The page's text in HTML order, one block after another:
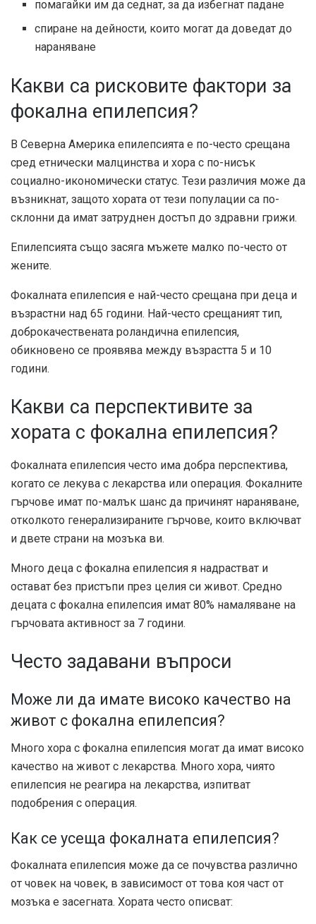
помагайки им да седнат, за да избегнат падане
спиране на дейности, които могат да доведат до
нараняване
Какви са рисковите фактори за
фокална епилепсия?
В Северна Америка епилепсията е по-често срещана
сред етнически малцинства и хора с по-нисък
социално-икономически статус. Тези различия може да
възникнат, защото хората от тези популации са по-
склонни да имат затруднен достъп до здравни грижи.
Епилепсията също засяга мъжете малко по-често от
жените.
Фокалната епилепсия е най-често срещана при деца и
възрастни над 65 години. Най-често срещаният тип,
доброкачествената роландична епилепсия,
обикновено се проявява между възрастта 5 и 10
години.
Какви са перспективите за
хората с фокална епилепсия?
Фокалната епилепсия често има добра перспектива,
когато се лекува с лекарства или операция. Фокалните
гърчове имат по-малък шанс да причинят нараняване,
отколкото генерализираните гърчове, които включват
и двете страни на мозъка ви.
Много деца с фокална епилепсия я надрастват и
остават без пристъпи през целия си живот. Средно
децата с фокална епилепсия имат 80% намаляване на
гърчовата активност за 7 години.
Често задавани въпроси
Може ли да имате високо качество на
живот с фокална епилепсия?
Много хора с фокална епилепсия могат да имат високо
качество на живот с лекарства. Много хора, чиято
епилепсия не реагира на лекарства, изпитват
подобрения с операция.
Как се усеща фокалната епилепсия?
Фокалната епилепсия може да се почувства различно
от човек на човек, в зависимост от това коя част от
мозъка е засегната. Хората често описват: